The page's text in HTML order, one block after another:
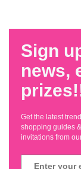
Sign
news,
Get the latest
shopping guides
invitations from